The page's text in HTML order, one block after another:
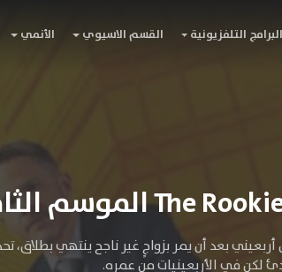
البرامج التلفزيونية القسم الاسيوي الأنمي
بعد أن يمر بزواجٍ غير ناجح ينتهي
لكن في الأربعينيات من عمره.